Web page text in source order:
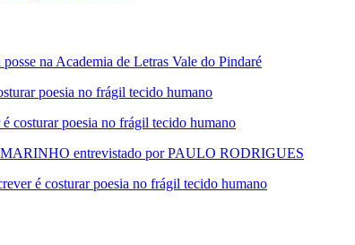
na Academia de Letras Vale do Pindaré
poesia no frágil tecido humano
poesia no frágil tecido humano
entrevistado por PAULO RODRIGUES
é costurar poesia no frágil tecido humano